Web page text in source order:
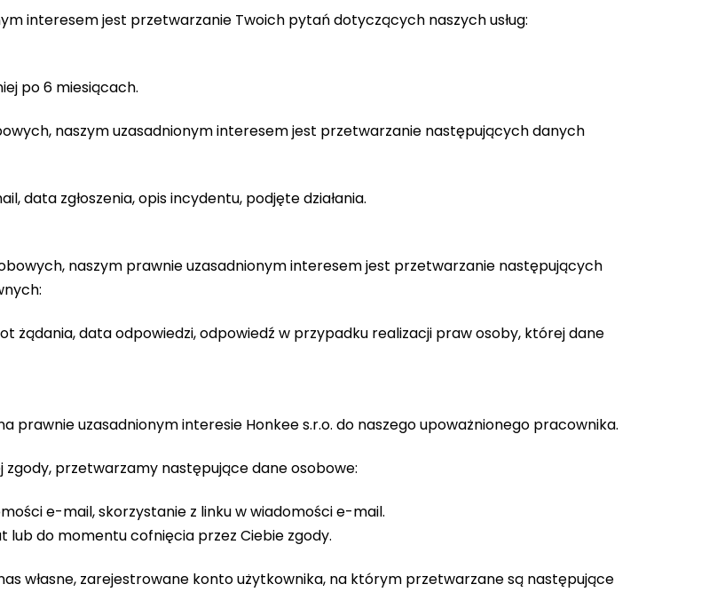
interesem jest przetwarzanie Twoich pytań dotyczących naszych usług:
po 6 miesiącach.
naszym uzasadnionym interesem jest przetwarzanie następujących danych
data zgłoszenia, opis incydentu, podjęte działania.
naszym prawnie uzasadnionym interesem jest przetwarzanie następujących
żądania, data odpowiedzi, odpowiedź w przypadku realizacji praw osoby, której dane
uzasadnionym interesie Honkee s.r.o. do naszego upoważnionego pracownika.
przetwarzamy następujące dane osobowe:
e-mail, skorzystanie z linku w wiadomości e-mail.
do momentu cofnięcia przez Ciebie zgody.
własne, zarejestrowane konto użytkownika, na którym przetwarzane są następujące